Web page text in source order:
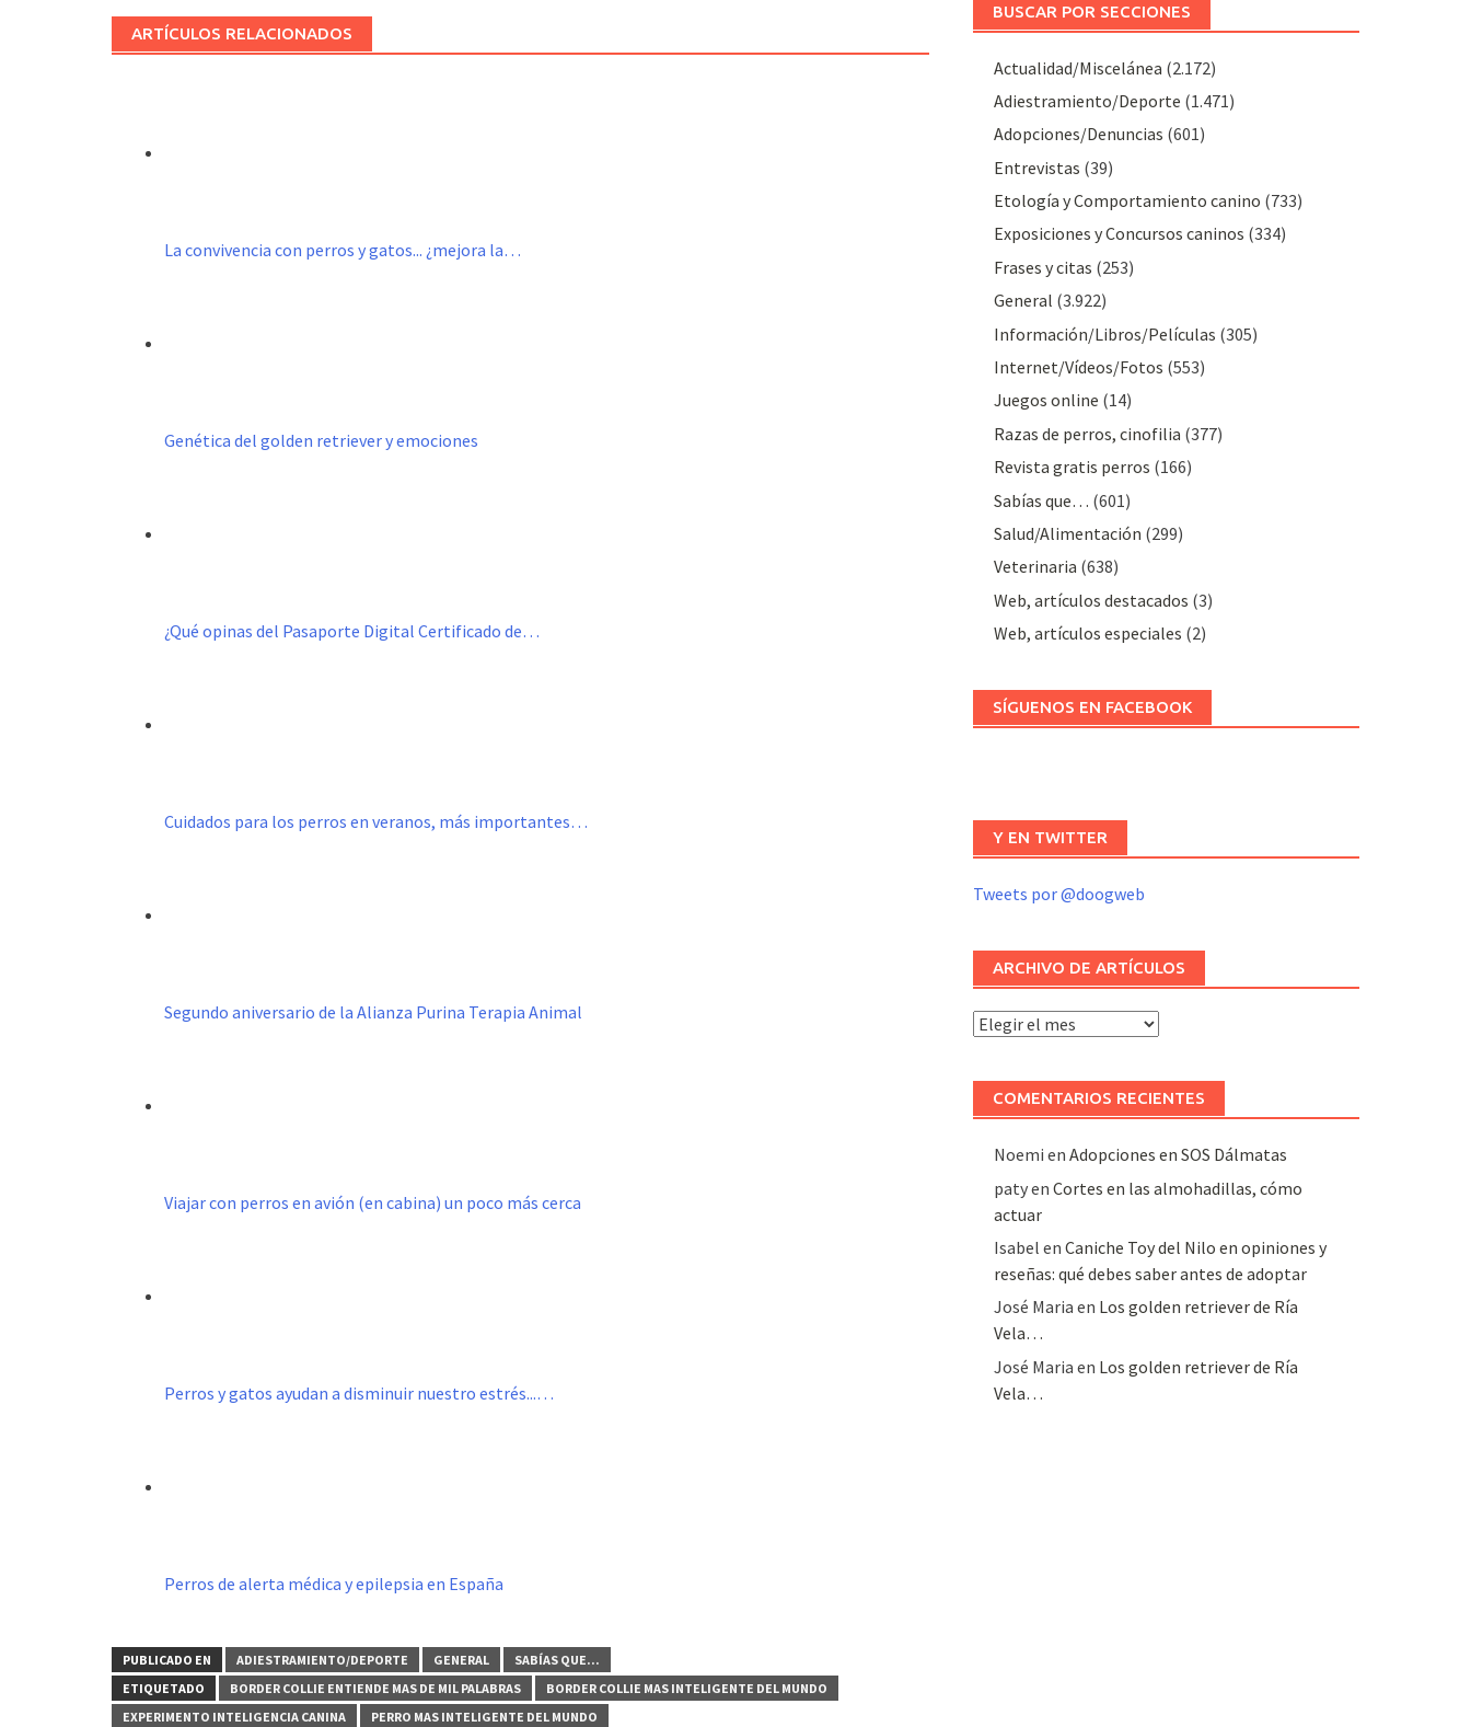
ARTÍCULOS RELACIONADOS
La convivencia con perros y gatos... ¿mejora la…
Genética del golden retriever y emociones
¿Qué opinas del Pasaporte Digital Certificado de…
Cuidados para los perros en veranos, más importantes…
Segundo aniversario de la Alianza Purina Terapia Animal
Viajar con perros en avión (en cabina) un poco más cerca
Perros y gatos ayudan a disminuir nuestro estrés...…
Perros de alerta médica y epilepsia en España
PUBLICADO EN ADIESTRAMIENTO/DEPORTE GENERAL
SABÍAS QUE...
ETIQUETADO
BORDER COLLIE ENTIENDE MAS DE MIL PALABRAS
BORDER COLLIE MAS INTELIGENTE DEL MUNDO
EXPERIMENTO INTELIGENCIA CANINA
PERRO MAS INTELIGENTE DEL MUNDO
BUSCAR POR SECCIONES
Actualidad/Miscelánea (2.172)
Adiestramiento/Deporte (1.471)
Adopciones/Denuncias (601)
Entrevistas (39)
Etología y Comportamiento canino (733)
Exposiciones y Concursos caninos (334)
Frases y citas (253)
General (3.922)
Información/Libros/Películas (305)
Internet/Vídeos/Fotos (553)
Juegos online (14)
Razas de perros, cinofilia (377)
Revista gratis perros (166)
Sabías que… (601)
Salud/Alimentación (299)
Veterinaria (638)
Web, artículos destacados (3)
Web, artículos especiales (2)
SÍGUENOS EN FACEBOOK
Y EN TWITTER
Tweets por @doogweb
ARCHIVO DE ARTÍCULOS
Archivo
artículos
COMENTARIOS RECIENTES
Noemi en Adopciones en SOS Dálmatas
patyen Cortes en las almohadillas, cómo
actuar
Isabel en Caniche Toy del Nilo en opiniones y
reseñas: qué debes saber antes de adoptar
José Maria en Los golden retriever de Ría
Vela…
José Maria en Los golden retriever de Ría
Vela…